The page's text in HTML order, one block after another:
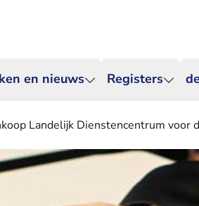
en nieuws Registers
Landelijk Dienstencentrum voor